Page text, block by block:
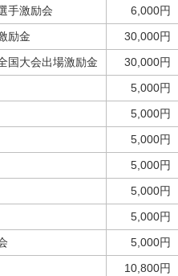
手激励会
6,000円
励金
30,000円
国大会出場激励金
30,000円
5,000円
5,000円
5,000円
5,000円
5,000円
5,000円
5,000円
10,800円